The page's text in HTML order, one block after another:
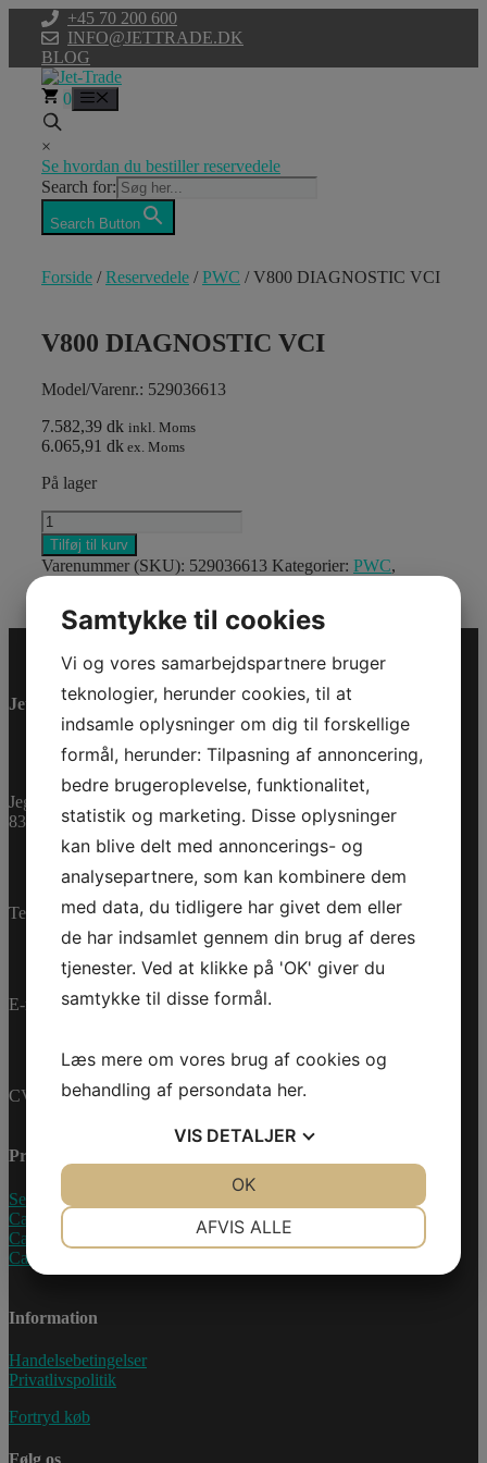
indhold
+45 70 200 600
INFO@JETTRADE.DK
BLOG
0
×
Se hvordan du bestiller reservedele
Search for:
Search Button
Forside /Reservedele /PWC / V800 DIAGNOSTIC VCI
V800 DIAGNOSTIC VCI
Model/Varenr.: 529036613
7.582,39 dk inkl. Moms
6.065,91 dk ex. Moms
På lager
V800
DIAGNOSTIC
VCI
antal
Tilføj til kurv
Varenummer (SKU): 529036613 Kategorier: PWC,
Jet-Trade Powersport
Jegstrupvej 280
8361 Hasselager
Telefon:+45 70 200 600
E-mail:info@jettrade.dk
CVR-nummer: 27233678
Produkter
Sea-Doo Vandscooter
Can-Am ATV
Can-Am UTV
Can-Am Roadster
Information
Handelsebetingelser
Privatlivspolitik
Fortryd køb
Samtykke til cookies
Vi og vores samarbejdspartnere bruger
teknologier, herunder cookies, til at
indsamle oplysninger om dig til forskellige
formål, herunder: Tilpasning af annoncering,
bedre brugeroplevelse, funktionalitet,
statistik og marketing. Disse oplysninger
kan blive delt med annoncerings- og
analysepartnere, som kan kombinere dem
med data, du tidligere har givet dem eller
de har indsamlet gennem din brug af deres
tjenester. Ved at klikke på 'OK' giver du
samtykke til disse formål.
Læs mere om vores brug af cookies og
behandling af persondata her.
VIS DETALJER
AFVIS ALLE
OK